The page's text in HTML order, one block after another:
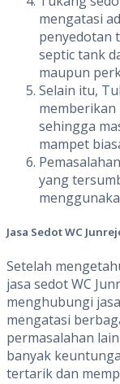
mengatasi
penyedotan
septic tank
maupun
Selain itu,
memberikan
sehingga
mampet
yang
Jasa Sedot WC
Setelah
jasa sedot WC
menghubungi
mengatasi
permasalahan
banyak
tertarik dan